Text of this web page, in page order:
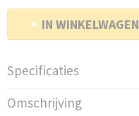
IN WINKELWAGEN
Specificaties
Netto gewicht
0,10 Kg
Omschrijving